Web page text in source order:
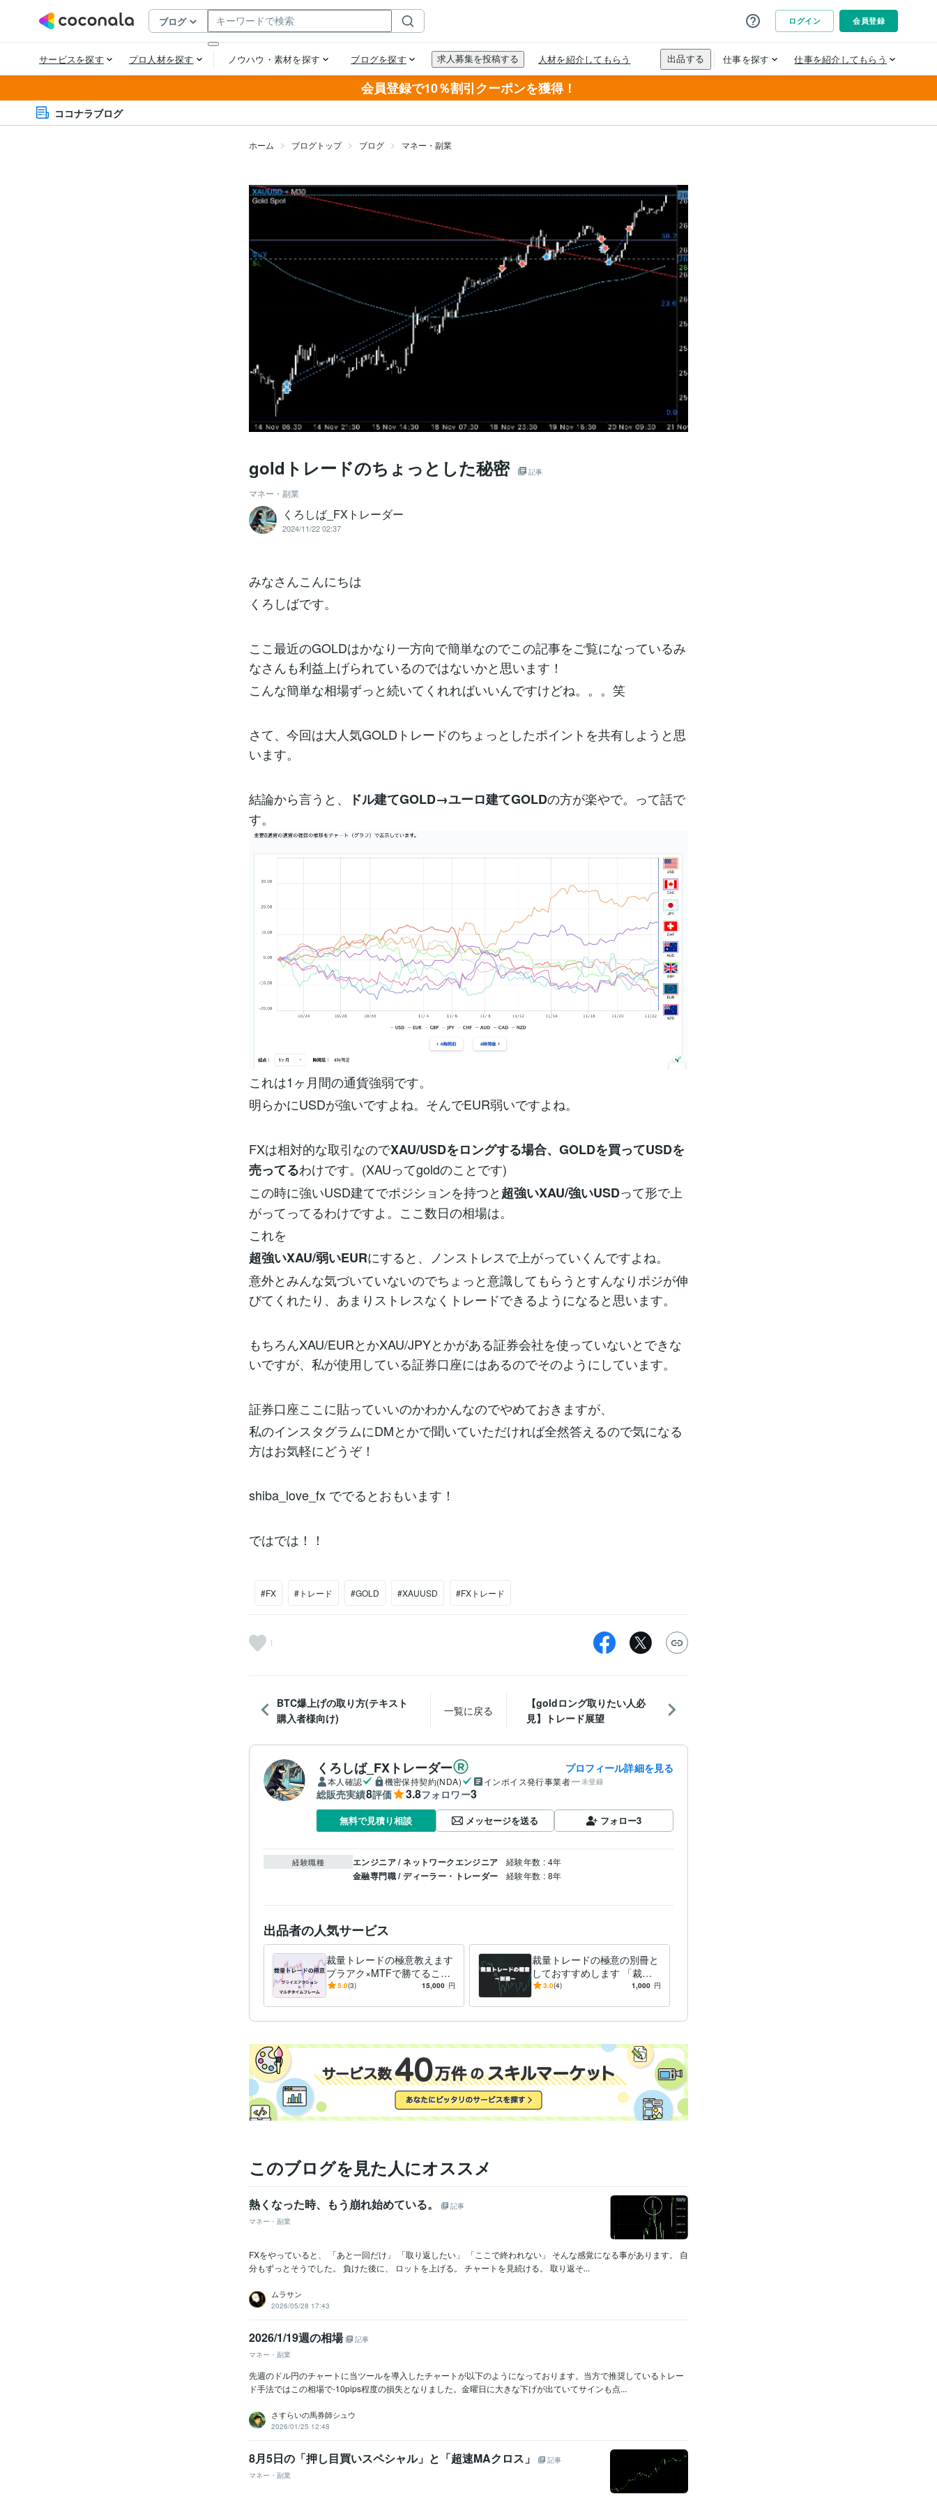
会員登録で10％割引クーポンを獲得！
ココナラブログ
ホーム ブログトップ ブログ マネー・副業
goldトレードのちょっとした秘密 記事
マネー・副業
くろしば_FXトレーダー
2024/11/22 02:37
みなさんこんにちは
くろしばです。
ここ最近のGOLDはかなり一方向で簡単なのでこの記事をご覧になっているみ
なさんも利益上げられているのではないかと思います！
こんな簡単な相場ずっと続いてくれればいいんですけどね。。。笑
さて、今回は大人気GOLDトレードのちょっとしたポイントを共有しようと思
います。
結論から言うと、 ドル建てGOLD→ユーロ建てGOLDの方が楽やで。って話で
す。
これは1ヶ月間の通貨強弱です。
明らかにUSDが強いですよね。そんでEUR弱いですよね。
FXは相対的な取引なのでXAU/USDをロングする場合、GOLDを買ってUSDを
売ってるわけです。(XAUってgoldのことです)
この時に強いUSD建てでポジションを持つと超強いXAU/強いUSDって形で上
がってってるわけですよ。ここ数日の相場は。
これを
超強いXAU/弱いEURにすると、ノンストレスで上がっていくんですよね。
意外とみんな気づいていないのでちょっと意識してもらうとすんなりポジが伸
びてくれたり、あまりストレスなくトレードできるようになると思います。
もちろんXAU/EURとかXAU/JPYとかがある証券会社を使っていないとできな
いですが、私が使用している証券口座にはあるのでそのようにしています。
証券口座ここに貼っていいのかわかんなのでやめておきますが、
私のインスタグラムにDMとかで聞いていただければ全然答えるので気になる
方はお気軽にどうぞ！
shiba_love_fx ででるとおもいます！
ではでは！！
#FX #トレード #GOLD #XAUUSD #FXトレード
1
BTC爆上げの取り方(テキスト
購入者様向け)
一覧に戻る
【goldロング取りたい人必
見】トレード展望
くろしば_FXトレーダー プロフィール詳細を見る
本人確認 機密保持契約(NDA) インボイス発行事業者 未登録
総販売実績8評価 3.8フォロワー3
無料で見積り相談 メッセージを送る フォロー3
経験職種 エンジニア / ネットワークエンジニア 経験年数 : 4年
金融専門職 / ディーラー・トレーダー 経験年数 : 8年
出品者の人気サービス
裁量トレードの極意教えます
プラアク×MTFで勝てること
がわかります！
5.0(3) 15,000 円
裁量トレードの極意の別冊と
しておすすめします 「裁量
トレードの極意」の前に読ん
3.0(4) 1,000 円
このブログを見た人にオススメ
熱くなった時、もう崩れ始めている。
記事
マネー・副業
FXをやっていると、 「あと一回だけ」 「取り返したい」 「ここで終われない」 そんな感覚になる事があります。 自
分もずっとそうでした。 負けた後に、 ロットを上げる。 チャートを見続ける。 取り返そ...
ムラサン
2026/05/28 17:43
2026/1/19週の相場
記事
マネー・副業
先週のドル円のチャートに当ツールを導入したチャートが以下のようになっております。当方で推奨しているトレー
ド手法ではこの相場で-10pips程度の損失となりました。金曜日に大きな下げが出ていてサインも点...
さすらいの馬券師シュウ
2026/01/25 12:48
8月5日の「押し目買いスペシャル」と「超速MAクロス」
記事
マネー・副業